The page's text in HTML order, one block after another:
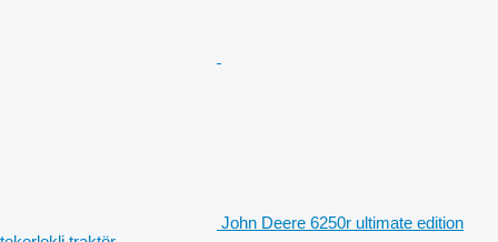
John Deere 6250r ultimate edition